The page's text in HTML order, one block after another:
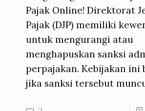
Pajak Online! Direktorat
Pajak (DJP) memiliki
untuk mengurangi atau
menghapuskan sanksi
perpajakan. Kebijakan ini
jika sanksi tersebut